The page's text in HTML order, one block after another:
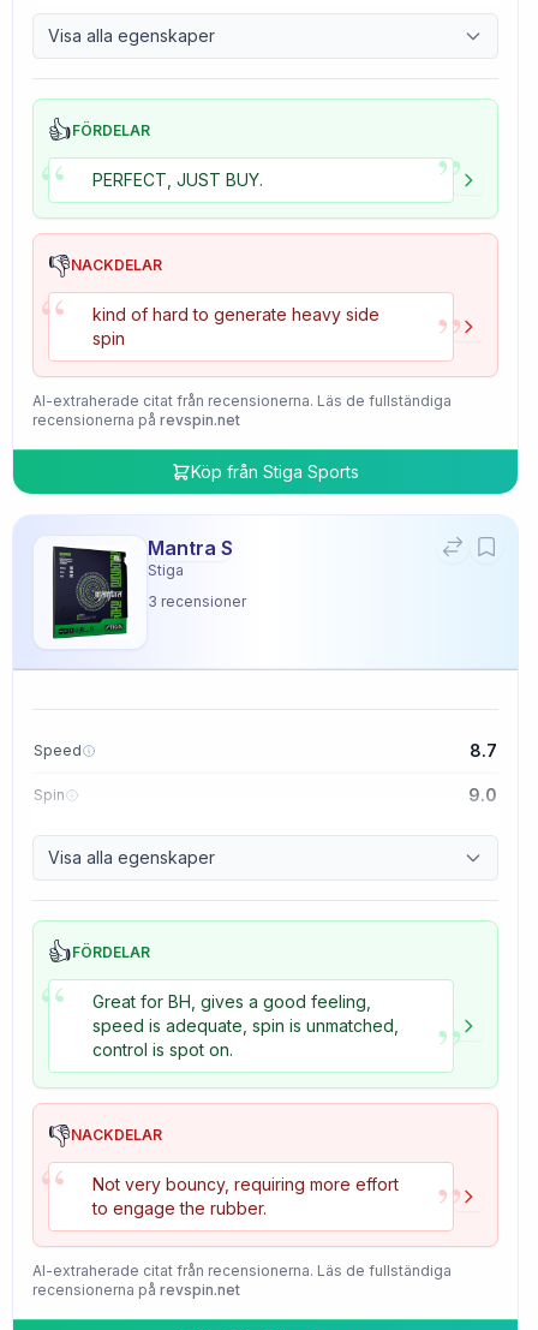
Control 9.7
Tackiness 4.7
Visa alla egenskaper
👍FÖRDELAR
“ PERFECT, JUST BUY. ”
👎NACKDELAR
“
kind of hard to generate heavy side
spin
”
AI-extraherade citat från recensionerna. Läs de fullständiga
recensionerna på revspin.net
Köp från Stiga Sports
Mantra S
Stiga
3 recensioner
Speed 8.7
Spin 9.0
Control 9.1
Tackiness 3.3
Visa alla egenskaper
👍FÖRDELAR
“
Great for BH, gives a good feeling,
speed is adequate, spin is unmatched,
control is spot on.
”
👎NACKDELAR
“
Not very bouncy, requiring more effort
to engage the rubber.
”
AI-extraherade citat från recensionerna. Läs de fullständiga
recensionerna på revspin.net